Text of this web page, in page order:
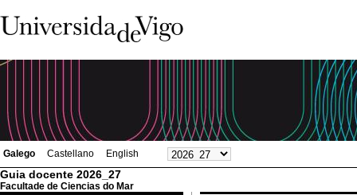
Galego Castellano English
Guia docente 2026_27
Facultade de Ciencias do Mar